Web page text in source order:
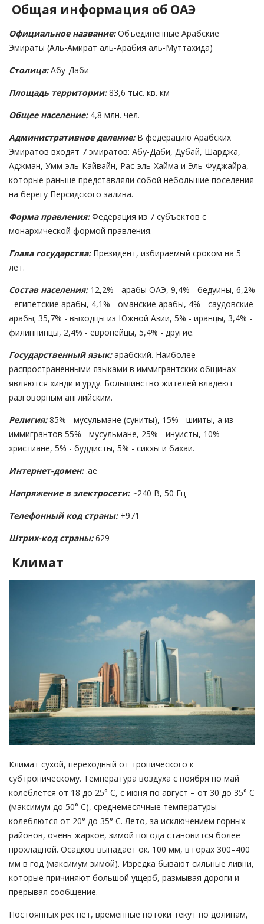
Общая информация об ОАЭ
Официальное название:Объединенные Арабские
Эмираты (Аль-Амират аль-Арабия аль-Муттахида)
Столица: Абу-Даби
Площадь территории: 83,6 тыс. кв. км
Общее население: 4,8 млн. чел.
Административное деление: В федерацию Арабских
Эмиратов входят 7 эмиратов: Абу-Даби, Дубай, Шарджа,
Аджман, Умм-эль-Кайвайн, Рас-эль-Хайма и Эль-Фуджайра,
которые раньше представляли собой небольшие поселения
на берегу Персидского залива.
Форма правления:Федерация из 7 субъектов с
монархической формой правления.
Глава государства:Президент, избираемый сроком на 5
лет.
Состав населения: 12,2% - арабы ОАЭ, 9,4% - бедуины, 6,2%
- египетские арабы, 4,1% - оманские арабы, 4% - саудовские
арабы; 35,7% - выходцы из Южной Азии, 5% - иранцы, 3,4% -
филиппинцы, 2,4% - европейцы, 5,4% - другие.
Государственный язык: арабский. Наиболее
распространенными языками в иммигрантских общинах
являются хинди и урду. Большинство жителей владеют
разговорным английским.
Религия: 85% - мусульмане (суниты), 15% - шииты, а из
иммигрантов 55% - мусульмане, 25% - инуисты, 10% -
христиане, 5% - буддисты, 5% - сикхы и бахаи.
Интернет-домен:.ae
Напряжение в электросети: ~240 В, 50 Гц
Телефонный код страны:+971
Штрих-код страны:629
Климат
Климат сухой, переходный от тропического к
субтропическому. Температура воздуха с ноября по май
колеблется от 18 до 25° С, с июня по август – от 30 до 35° С
(максимум до 50° С), среднемесячные температуры
колеблются от 20° до 35° С. Лето, за исключением горных
районов, очень жаркое, зимой погода становится более
прохладной. Осадков выпадает ок. 100 мм, в горах 300–400
мм в год (максимум зимой). Изредка бывают сильные ливни,
которые причиняют большой ущерб, размывая дороги и
прерывая сообщение.
Постоянных рек нет, временные потоки текут по долинам,